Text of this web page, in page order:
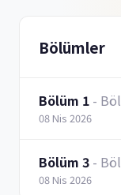
Bölümler
Bölüm 1 -
08 Nis 2026
Bölüm 3 -
08 Nis 2026